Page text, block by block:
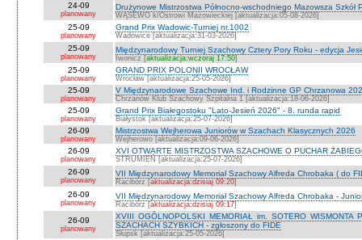
24-09
planowany
Drużynowe Mistrzostwa Północno-wschodniego Mazowsza Szkół
WĄSEWO k/Ostrowi Mazowieckiej [aktualizacja:05-08-2026]
25-09
planowany
Grand Prix Wadowic-Turniej nr.1002
Wadowice [aktualizacja:31-03-2026]
25-09
planowany
Międzynarodowy Turniej Szachowy Cztery Pory Roku - edycja
Iwonicz [aktualizacja:wczoraj 17:50]
25-09
planowany
GRAND PRIX POLONII WROCŁAW
Wrocław [aktualizacja:25-05-2026]
25-09
planowany
V Międzynarodowe Szachowe Ind. i Rodzinne GP Chrzanowa
Chrzanów Klub Szachowy Szpitalna 1 [aktualizacja:18-06-2026]
25-09
planowany
Grand Prix Białegostoku "Lato-Jesień 2026" - 8. runda rapid
Białystok [aktualizacja:25-07-2026]
26-09
planowany
Mistrzostwa Wejherowa Juniorów w Szachach Klasycznych 2026
Wejherowo [aktualizacja:09-06-2026]
26-09
planowany
XVI OTWARTE MISTRZOSTWA SZACHOWE O PUCHAR
STRUMIEŃ [aktualizacja:25-07-2026]
26-09
planowany
VII Międzynarodowy Memoriał Szachowy Alfreda Chrobaka ( do
Racibórz [aktualizacja:dzisiaj 09:20]
26-09
planowany
VII Międzynarodowy Memoriał Szachowy Alfreda Chrobaka -
Racibórz [aktualizacja:dzisiaj 09:17]
26-09
planowany
XVIII OGÓLNOPOLSKI MEMORIAŁ im. SOTERO WISMONTA
SZACHACH SZYBKICH - zgłoszony do FIDE
Słupsk [aktualizacja:25-05-2026]